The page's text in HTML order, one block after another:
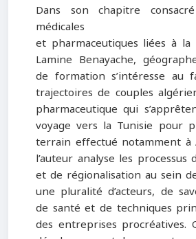
Dans son chapitre
médicales
et pharmaceutiques liées à la
Lamine Benayache,
de formation s’intéresse au
trajectoires de couples
pharmaceutique qui
voyage vers la Tunisie pour
terrain effectué notamment à
l’auteur analyse les processus
et de régionalisation au sein
une pluralité d’acteurs, de
de santé et de techniques
des entreprises